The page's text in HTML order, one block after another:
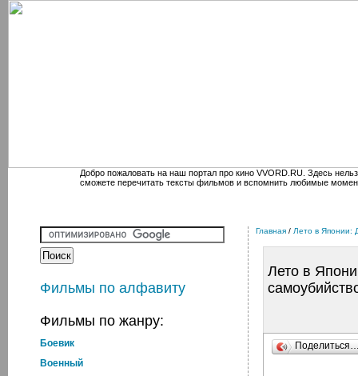
Добро пожаловать на наш портал про кино VVORD.RU. Здесь
сможете перечитать тексты фильмов и вспомнить любимые
Фильмы по алфавиту
Фильмы по жанру:
Боевик
Военный
Главная / Лето в Японии:
Лето в